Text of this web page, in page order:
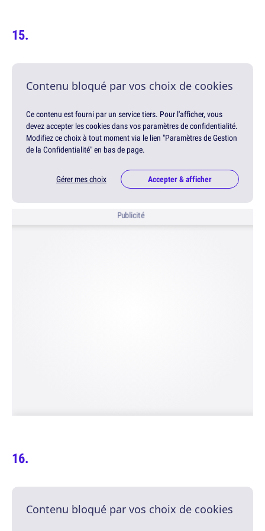
Contenu bloqué par vos choix de cookies
Ce contenu est fourni par un service tiers. Pour l'afficher, vous
devez accepter les cookies dans vos paramètres de confidentialité.
Modifiez ce choix à tout moment via le lien "Paramètres de Gestion
de la Confidentialité" en bas de page.
Gérer mes choix Accepter & afficher
Publicité
Contenu bloqué par vos choix de cookies